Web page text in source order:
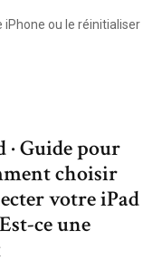
iPhone ou le réinitialiser
Guide pour
choisir
votre iPad
ce une